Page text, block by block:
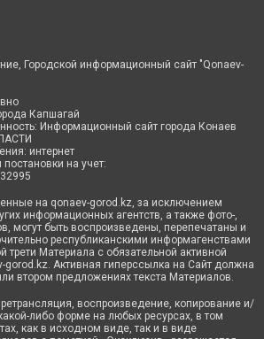
Городской информационный сайт "Qonaev-
Капшагай
Информационный сайт города Конаев
интернет
на учет:
на qonaev-gorod.kz, за исключением
информационных агентств, а также фото-,
могут быть воспроизведены, перепечатаны и
республиканскими информагенствами
трети Материала с обязательной активной
gorod.kz. Активная гиперссылка на Сайт должна
втором предложениях текста Материалов.
воспроизведение, копирование и/
либо форме на любых ресурсах, в том
как в исходном виде, так и в виде